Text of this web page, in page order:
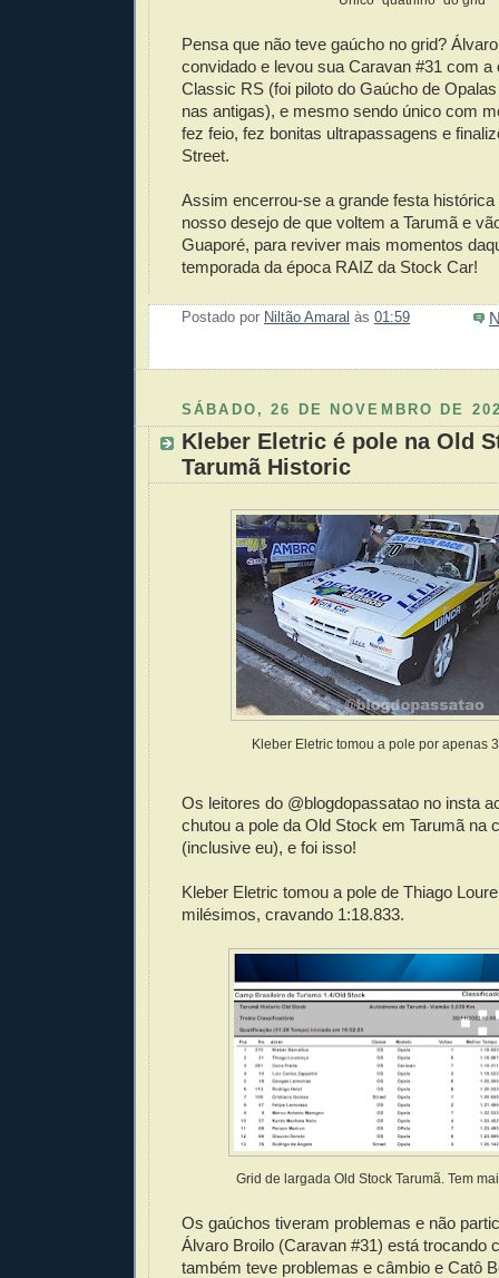
Pensa que não teve gaúcho no grid?
convidado e levou sua Caravan #31 com a
Classic RS (foi piloto do Gaúcho de
nas antigas), e mesmo sendo único com
fez feio, fez bonitas ultrapassagens e
Street.
Assim encerrou-se a grande festa histórica
nosso desejo de que voltem a Tarumã e
Guaporé, para reviver mais momentos
temporada da época RAIZ da Stock Car!
Postado por Niltão Amaral às 01:59
SÁBADO, 26 DE NOVEMBRO DE
Kleber Eletric é pole na Old
Tarumã Historic
Kleber Eletric tomou a pole por apenas
Os leitores do @blogdopassatao no insta
chutou a pole da Old Stock em Tarumã na
(inclusive eu), e foi isso!
Kleber Eletric tomou a pole de Thiago
milésimos, cravando 1:18.833.
Grid de largada Old Stock Tarumã. Tem
Os gaúchos tiveram problemas e não
Álvaro Broilo (Caravan #31) está trocando
também teve problemas e câmbio e Catô